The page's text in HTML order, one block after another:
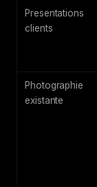
Presentations
clients
Photographie
existante